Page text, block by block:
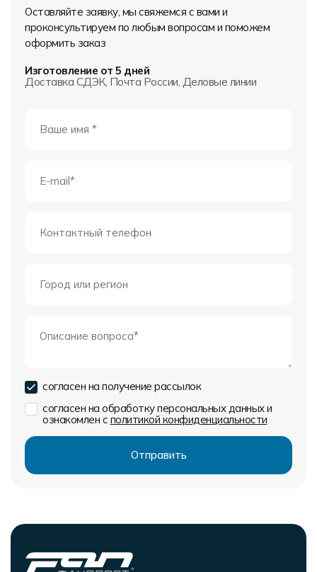
Оставляйте заявку, мы свяжемся с вами и
проконсультируем по любым вопросам и поможем
оформить заказ
Изготовление от 5 дней
Доставка СДЭК, Почта России, Деловые линии
согласен на получение рассылок
согласен на обработку персональных данных и
ознакомлен с политикой конфиденциальности